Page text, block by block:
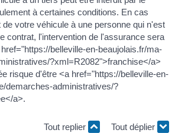
à certaines conditions. En cas
votre véhicule à une personne qui n'est
contrat, l'intervention de l'assurance sera
belleville-en-beaujolais.fr/ma-
?xml=R2082">franchise</a>
risque d'être <a href="https://belleville-en-
demarches-administratives/?
a>.
Tout replier Tout déplier